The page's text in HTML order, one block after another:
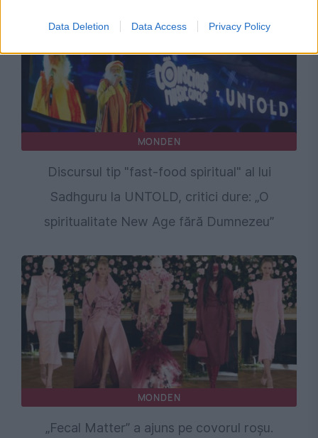
Data Deletion Data Access Privacy Policy
MONDEN
Discursul tip "fast-food spiritual" al lui
Sadhguru la UNTOLD, critici dure: „O
spiritualitate New Age fără Dumnezeu”
MONDEN
„Fecal Matter” a ajuns pe covorul roșu.